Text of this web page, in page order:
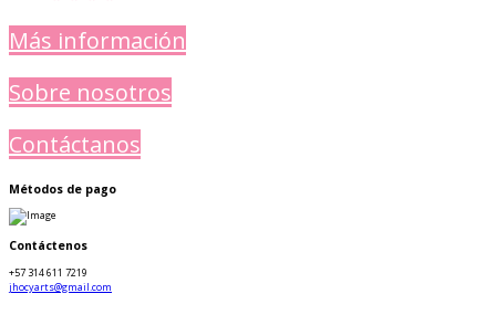
Más información
Sobre nosotros
Contáctanos
Métodos de pago
Contáctenos
+57 314 611 7219
jhocyarts@gmail.com